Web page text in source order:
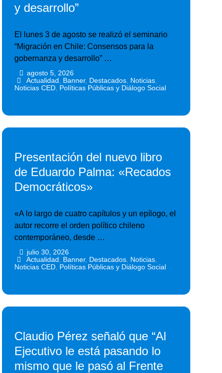
y desarrollo”
El lunes 3 de agosto se realizó el seminario
“Migración en Chile: Consensos para la
gobernanza y desarrollo” …
agosto 5, 2026
Actualidad Banner, Destacados, Noticias,
Noticias CED Políticas Públicas y Diálogo Social
Presentación del nuevo libro
de Eduardo Palma: «Recados
Democráticos»
«A lo largo de cuatro capítulos y un epílogo, el
autor recorre el orden político chileno
contemporáneo, desde …
julio 30, 2026
Actualidad Banner, Destacados, Noticias,
Noticias CED Políticas Públicas y Diálogo Social
Claudio Pérez señaló que “Al
Ejecutivo le está pasando lo
mismo que le pasó al Frente